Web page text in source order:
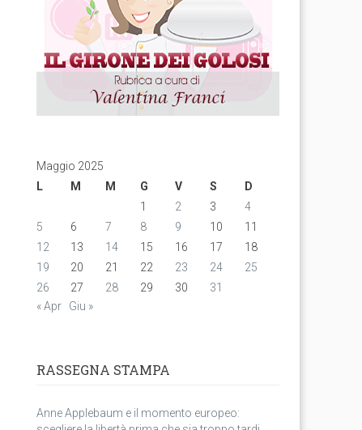
Maggio 2025
L
M M G V S
D
1
2 3
4
5
6 7 8 9 10
11
12
13 14 15 16 17
18
19
20 21 22 23 24
25
26
27 28 29 30
31
« Apr
Giu »
RASSEGNA STAMPA
Anne Applebaum e il momento europeo: